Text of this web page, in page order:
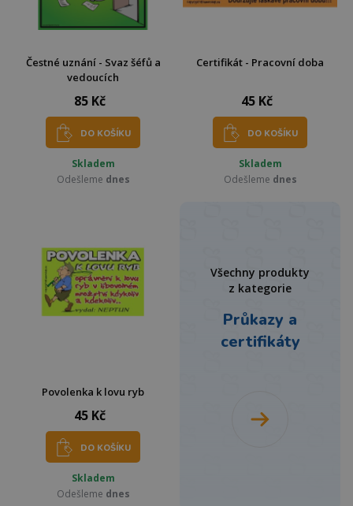
Čestné uznání - Svaz šéfů a
vedoucích
85 Kč
DO KOŠÍKU
Skladem
Odešleme dnes
Certifikát - Pracovní doba
45 Kč
DO KOŠÍKU
Skladem
Odešleme dnes
Povolenka k lovu ryb
45 Kč
DO KOŠÍKU
Skladem
Odešleme dnes
Všechny produkty
z kategorie
Průkazy a
certifikáty